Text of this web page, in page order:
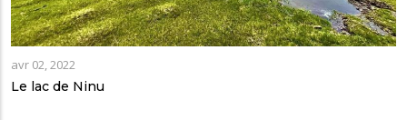
avr 02, 2022
Le lac de Ninu